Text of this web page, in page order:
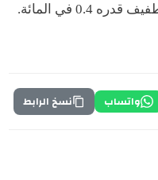
0.4 في المائة.
واتساب نسخ الرابط